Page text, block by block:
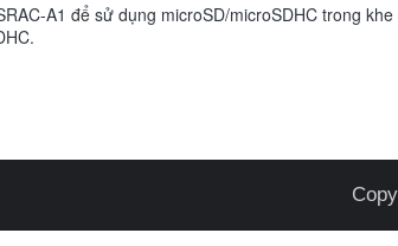
A1 để sử dụng microSD/microSDHC trong khe